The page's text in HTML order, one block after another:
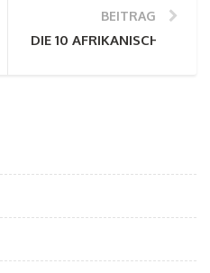
PERSÖNLICHEN ERSTE-
BEITRAG
DIE 10 AFRIKANISCHEN